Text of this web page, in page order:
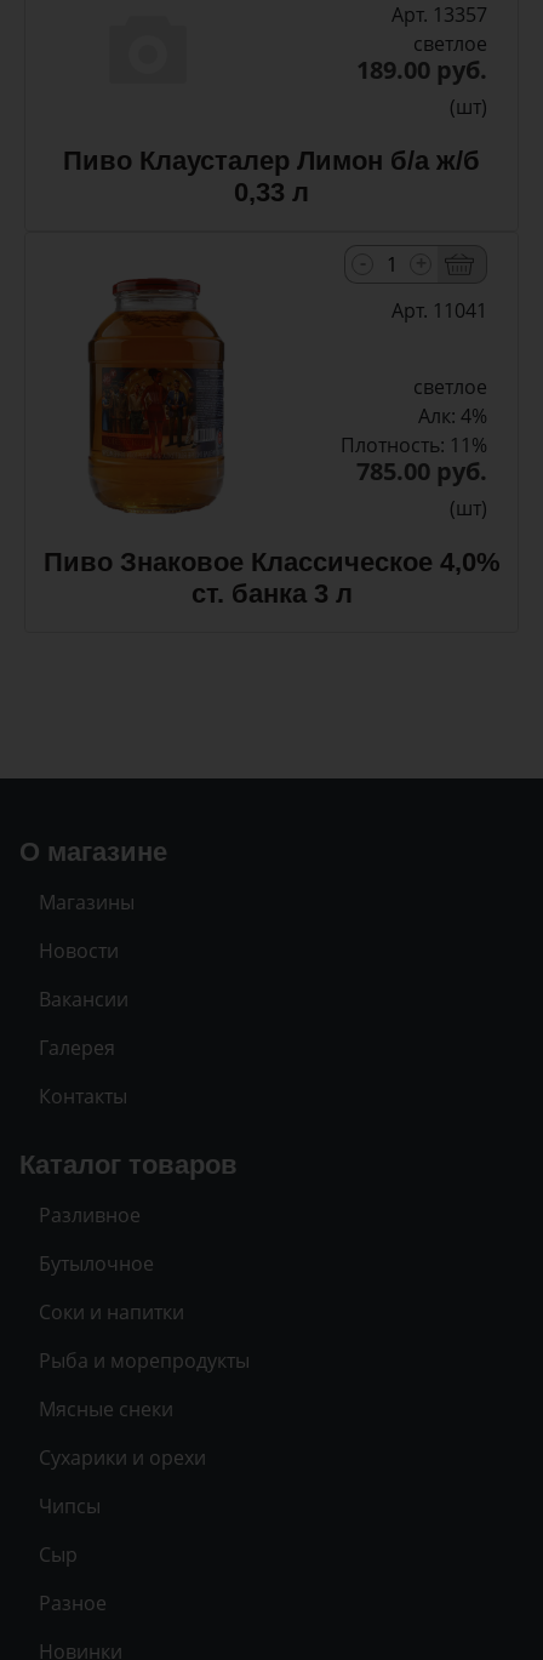
Арт. 13357
светлое
189.00 руб.
(шт)
Пиво Клаусталер Лимон б/а ж/б
0,33 л
Арт. 11041
светлое
Алк: 4%
Плотность: 11%
785.00 руб.
(шт)
Пиво Знаковое Классическое 4,0%
ст. банка 3 л
О магазине
Магазины
Новости
Вакансии
Галерея
Контакты
Каталог товаров
Разливное
Бутылочное
Соки и напитки
Рыба и морепродукты
Мясные снеки
Сухарики и орехи
Чипсы
Сыр
Разное
Новинки